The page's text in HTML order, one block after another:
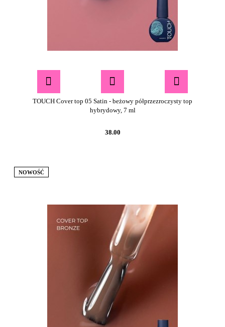
TOUCH Cover top 05 Satin - beżowy półprzezroczysty top
hybrydowy, 7 ml
38.00
NOWOŚĆ